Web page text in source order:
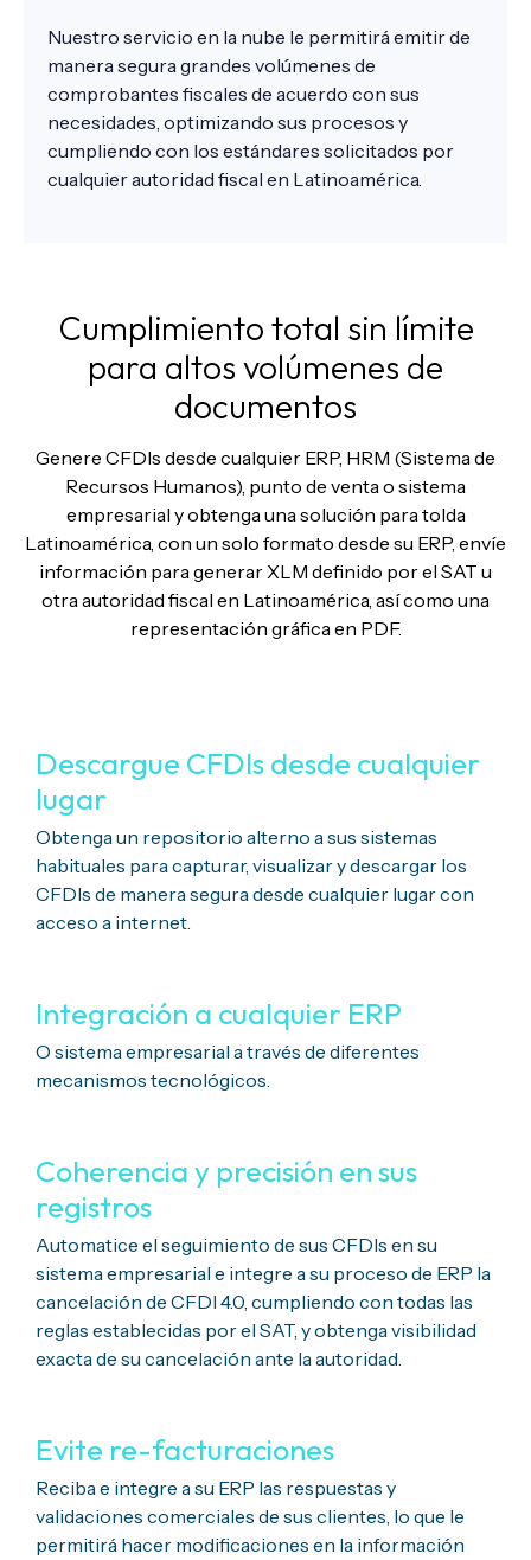
Nuestro servicio en la nube le permitirá emitir de
manera segura grandes volúmenes de
comprobantes fiscales de acuerdo con sus
necesidades, optimizando sus procesos y
cumpliendo con los estándares solicitados por
cualquier autoridad fiscal en Latinoamérica.
Cumplimiento total sin límite
para altos volúmenes de
documentos
Genere CFDIs desde cualquier ERP, HRM (Sistema de
Recursos Humanos), punto de venta o sistema
empresarial y obtenga una solución para tolda
Latinoamérica, con un solo formato desde su ERP, envíe
información para generar XLM definido por el SAT u
otra autoridad fiscal en Latinoamérica, así como una
representación gráfica en PDF.
Descargue CFDIs desde cualquier
lugar
Obtenga un repositorio alterno a sus sistemas
habituales para capturar, visualizar y descargar los
CFDIs de manera segura desde cualquier lugar con
acceso a internet.
Integración a cualquier ERP
O sistema empresarial a través de diferentes
mecanismos tecnológicos.
Coherencia y precisión en sus
registros
Automatice el seguimiento de sus CFDIs en su
sistema empresarial e integre a su proceso de ERP la
cancelación de CFDI 4.0, cumpliendo con todas las
reglas establecidas por el SAT, y obtenga visibilidad
exacta de su cancelación ante la autoridad.
Evite re-facturaciones
Reciba e integre a su ERP las respuestas y
validaciones comerciales de sus clientes, lo que le
permitirá hacer modificaciones en la información